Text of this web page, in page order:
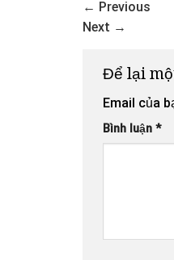
← Previous
Next →
Để lại
Email của
Bình luận *